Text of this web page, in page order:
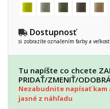
Dostupnosť
si zobrazíte označením farby a veľkosti
Tu napíšte co chcete
PRIDAŤ/ZMENIŤ/
Nezabudnite napísať kam
jasné z náhľadu